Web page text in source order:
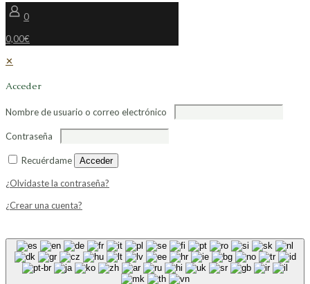
0
0,00€
✕
Acceder
Nombre de usuario o correo electrónico
Contraseña
Recuérdame Acceder
¿Olvidaste la contraseña?
¿Crear una cuenta?